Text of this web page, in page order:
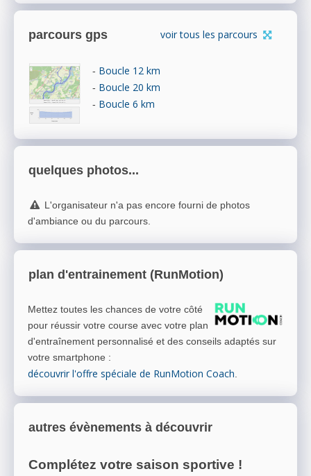
parcours gps voir tous les parcours
- Boucle 12 km
- Boucle 20 km
- Boucle 6 km
quelques photos...
L'organisateur n'a pas encore fourni de photos
d'ambiance ou du parcours.
plan d'entrainement (RunMotion)
Mettez toutes les chances de votre côté
pour réussir votre course avec votre plan
d'entraînement personnalisé et des conseils adaptés sur
votre smartphone :
découvrir l'offre spéciale de RunMotion Coach
autres évènements à découvrir
Complétez votre saison sportive !